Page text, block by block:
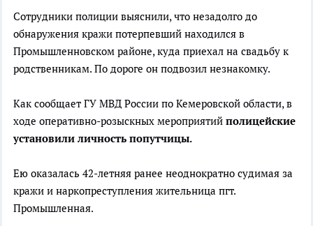
Сотрудники полиции выяснили, что незадолго до
обнаружения кражи потерпевший находился в
Промышленновском районе, куда приехал на свадьбу к
родственникам. По дороге он подвозил незнакомку.
Как сообщает ГУ МВД России по Кемеровской области, в
ходе оперативно-розыскных мероприятий полицейские
установили личность попутчицы.
Ею оказалась 42-летняя ранее неоднократно судимая за
кражи и наркопреступления жительница пгт.
Промышленная.